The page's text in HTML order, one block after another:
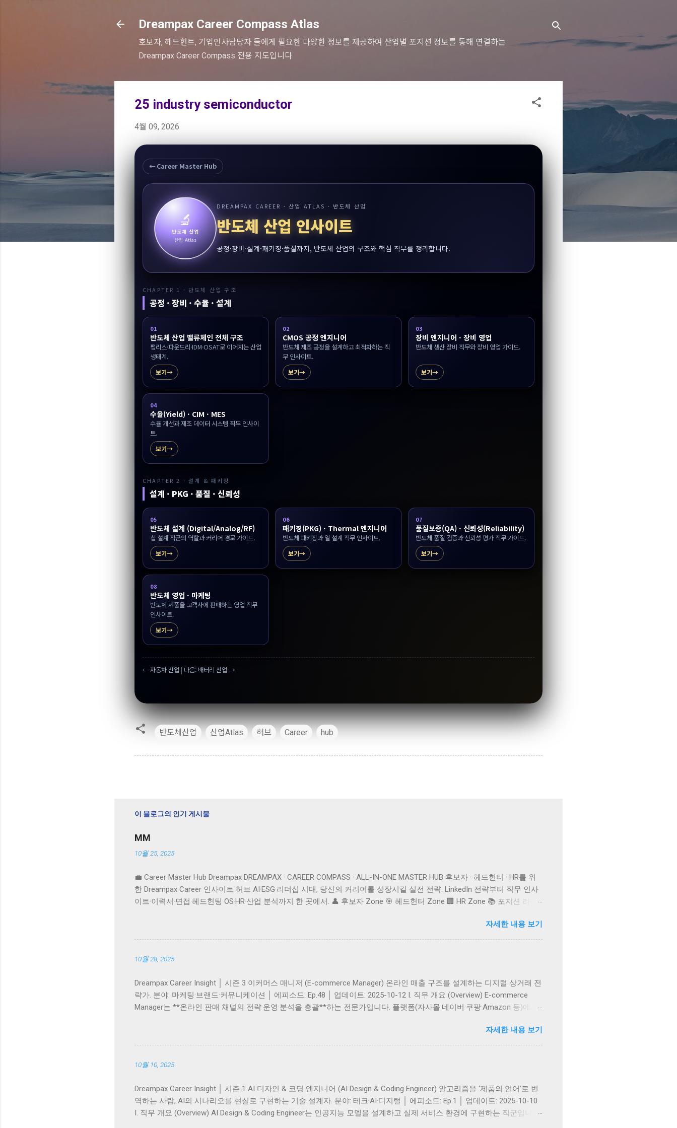
Dreampax Career Compass Atlas
호보자, 헤드헌트, 기업인사담당자 들에게 필요한 다양한 정보를 제공하여 산업별 포지션 정보를 통해 연결하는
Dreampax Career Compass 전용 지도입니다.
25 industry semiconductor
4월 09, 2026
← Career Master Hub
🔬
반도체 산업
산업 Atlas
DREAMPAX CAREER · 산업 ATLAS · 반도체 산업
반도체 산업 인사이트
공정·장비·설계·패키징·품질까지, 반도체 산업의 구조와 핵심 직무를 정리합니다.
CHAPTER 1 · 반도체 산업 구조
공정 · 장비 · 수율 · 설계
01
반도체 산업 밸류체인 전체 구조
팹리스·파운드리·IDM·OSAT로 이어지는 산업
생태계.
보기
02
CMOS 공정 엔지니어
반도체 제조 공정을 설계하고 최적화하는 직
무 인사이트.
보기
03
장비 엔지니어 · 장비 영업
반도체 생산 장비 직무와 장비 영업 가이드.
보기
04
수율(Yield) · CIM · MES
수율 개선과 제조 데이터 시스템 직무 인사이
트.
보기
CHAPTER 2 · 설계 & 패키징
설계 · PKG · 품질 · 신뢰성
05
반도체 설계 (Digital/Analog/RF)
칩 설계 직군의 역할과 커리어 경로 가이드.
보기
06
패키징(PKG) · Thermal 엔지니어
반도체 패키징과 열 설계 직무 인사이트.
보기
07
품질보증(QA) · 신뢰성(Reliability)
반도체 품질 검증과 신뢰성 평가 직무 가이드.
보기
08
반도체 영업 · 마케팅
반도체 제품을 고객사에 판매하는 영업 직무
인사이트.
보기
← 자동차 산업 | 다음: 배터리 산업 →
반도체산업 산업Atlas 허브 Career hub
이 블로그의 인기 게시물
MM
10월 25, 2025
💼 Career Master Hub Dreampax DREAMPAX · CAREER COMPASS · ALL-IN-ONE MASTER HUB 후보자 · 헤드헌터 · HR를 위
한 Dreampax Career 인사이트 허브 AI·ESG·리더십 시대, 당신의 커리어를 성장시킬 실전 전략. LinkedIn 전략부터 직무 인사
이트·이력서·면접·헤드헌팅 OS·HR·산업 분석까지 한 곳에서. 👤 후보자 Zone 🎯 헤드헌터 Zone 🏢 HR Zone 📚 포지션 라이
까지. Dreampax Career Master Hub는 직무 인사이트 부터 실전 취업전략 , 헤드헌팅 OS , HR 채용 전략 , 산업별 인사이트 까
지 모두 아우르는 커리어 전문 허브입니다. 🌍 👤 후보자 Zone · Candidate Guide 전체보기 LinkedIn 실전 전략 → 직무 이해
LinkedIn ...
자세한 내용 보기
10월 28, 2025
Dreampax Career Insight │ 시즌 3 이커머스 매니저 (E-commerce Manager) 온라인 매출 구조를 설계하는 디지털 상거래 전
략가. 분야: 마케팅·브랜드·커뮤니케이션 │ 에피소드: Ep.48 │ 업데이트: 2025-10-12 I. 직무 개요 (Overview) E-commerce
Manager는 **온라인 판매 채널의 전략·운영·분석을 총괄**하는 전문가입니다. 플랫폼(자사몰·네이버·쿠팡·Amazon 등)에서
계자’라 할 수 있습니다. 키워드: E-commerce Online Sales Conversion Merchandising Omni-channel II. 주요 역할 및 책임
(Key Responsibilities) 이커머스 전략 및 매출 목표 수립 자사몰·오픈마켓·글로벌몰 운영 및 성과 관리 가격·재고·프로모션 기
요 역량 및 자격 요건 (Skills & Qualifications) 핵심 역량 온라인몰·오픈마켓 운영 경험 (Cafe24, Shopify, Amazon 등)
관리(SCM) 이해 소프트 스킬 부서 ...
자세한 내용 보기
10월 10, 2025
Dreampax Career Insight │ 시즌 1 AI 디자인 & 코딩 엔지니어 (AI Design & Coding Engineer) 알고리즘을 ‘제품의 언어’로 번
역하는 사람, AI의 시나리오를 현실로 구현하는 기술 설계자. 분야: 테크·AI·디지털 │ 에피소드: Ep.1 │ 업데이트: 2025-10-10
I. 직무 개요 (Overview) AI Design & Coding Engineer는 인공지능 모델을 설계하고 실제 서비스 환경에 구현하는 직군입니다.